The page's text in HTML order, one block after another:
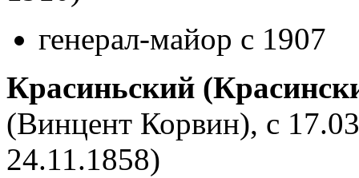
генерал-майор с 1907
Красиньский
(Винцент Корвин), с
24.11.1858)